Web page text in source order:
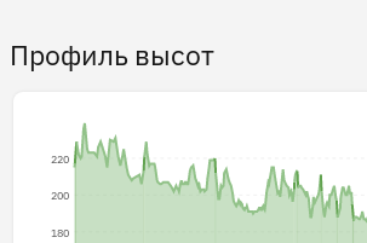
Профиль высот
180
200
220